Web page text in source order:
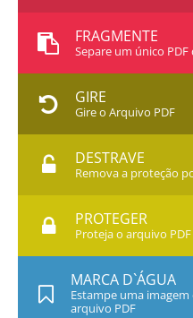
FRAGMENTE
Separe um único
GIRE
Gire o Arquivo PDF
DESTRAVE
Remova a proteção
PROTEGER
Proteja o arquivo
MARCA D`ÁGUA
Estampe uma
arquivo PDF